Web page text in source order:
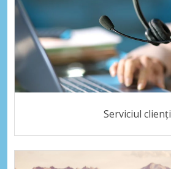
Serviciul clienți